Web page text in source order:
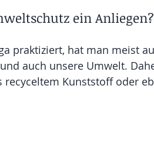
ein Anliegen?
praktiziert, hat man meist
auch unsere Umwelt.
recyceltem Kunststoff oder